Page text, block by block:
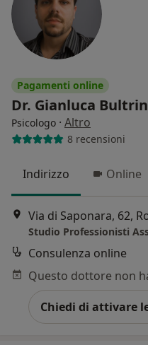
Pagamenti online
Dr. Gianluca
Psicologo · Altro
8 recensioni
Indirizzo Online
Via di Saponara, 62,
Studio Professionisti
Consulenza online
Chiedi di attivare